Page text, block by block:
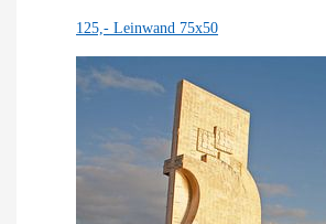
125,- Leinwand 75x50